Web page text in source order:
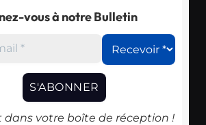
vous à notre Bulletin
votre boîte de réception !